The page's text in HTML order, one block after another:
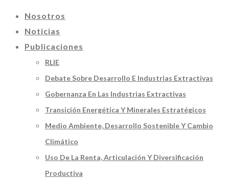
Nosotros
Noticias
Publicaciones
RLIE
Debate Sobre Desarrollo E Industrias Extractivas
Gobernanza En Las Industrias Extractivas
Transición Energética Y Minerales Estratégicos
Medio Ambiente, Desarrollo Sostenible Y Cambio
Climático
Uso De La Renta, Articulación Y Diversificación
Productiva